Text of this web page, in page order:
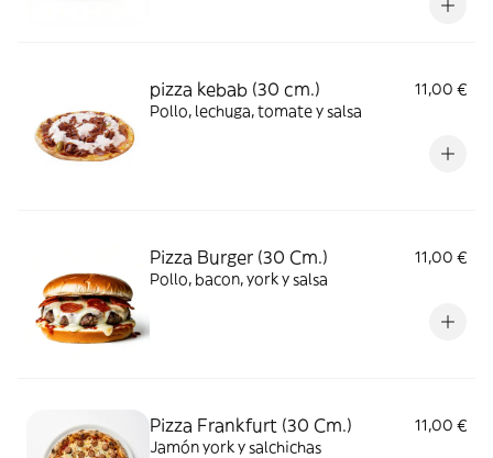
pizza kebab (30 cm.)
11,00 €
Pollo, lechuga, tomate y salsa
Pizza Burger (30 Cm.)
11,00 €
Pollo, bacon, york y salsa
Pizza Frankfurt (30 Cm.)
11,00 €
Jamón york y salchichas